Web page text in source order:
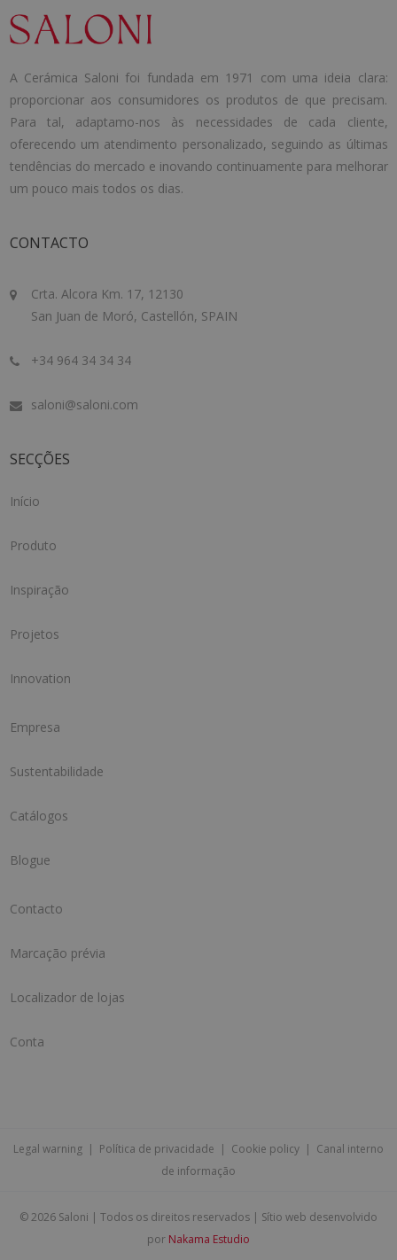
A Cerámica Saloni foi fundada em 1971 com uma ideia clara:
proporcionar aos consumidores os produtos de que precisam.
Para tal, adaptamo-nos às necessidades de cada cliente,
oferecendo um atendimento personalizado, seguindo as últimas
tendências do mercado e inovando continuamente para melhorar
um pouco mais todos os dias.
CONTACTO
Crta. Alcora Km. 17, 12130
San Juan de Moró, Castellón, SPAIN
+34 964 34 34 34
saloni@saloni.com
SECÇÕES
Início
Produto
Inspiração
Projetos
Innovation
Empresa
Sustentabilidade
Catálogos
Blogue
Contacto
Marcação prévia
Localizador de lojas
Conta
Legal warning | Política de privacidade | Cookie policy | Canal interno
de informação
©2026 Saloni | Todos os direitos reservados | Sítio web desenvolvido
por Nakama Estudio